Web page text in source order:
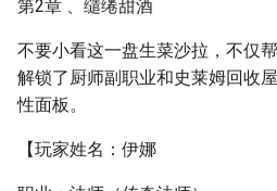
第2章 、缱绻甜酒
不要小看这一盘生菜沙拉，不仅
解锁了厨师副职业和史莱姆回收
性面板。
【玩家姓名：伊娜